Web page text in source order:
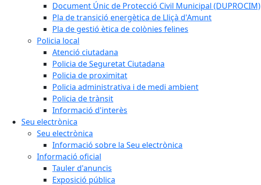
Document Únic de Protecció Civil Municipal (DUPROCIM)
Pla de transició energètica de Lliçà d'Amunt
Pla de gestió ètica de colònies felines
Policia local
Atenció ciutadana
Policia de Seguretat Ciutadana
Policia de proximitat
Policia administrativa i de medi ambient
Policia de trànsit
Informació d'interès
Seu electrònica
Seu electrònica
Informació sobre la Seu electrònica
Informació oficial
Tauler d'anuncis
Exposició pública